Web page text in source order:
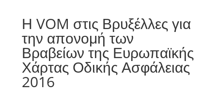
Η VOM στις Βρυξέλλες για
την απονομή των
Βραβείων της Ευρωπαϊκής
Χάρτας Οδικής Ασφάλειας
2016